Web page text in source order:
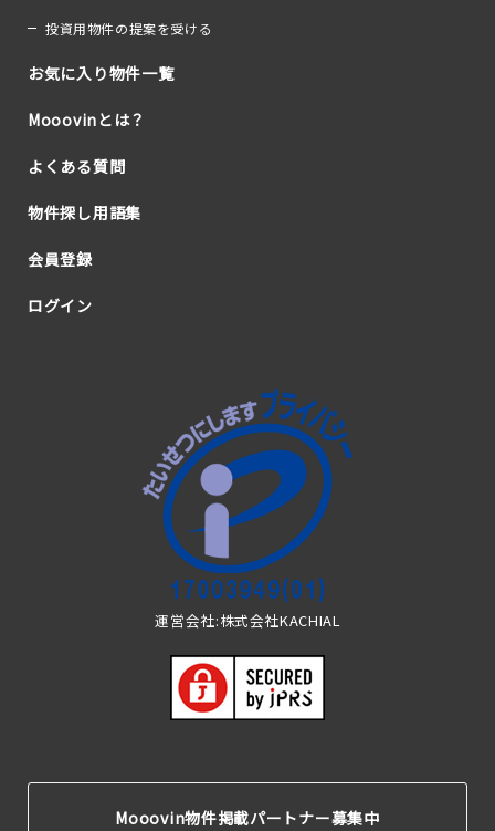
投資用物件の提案を受ける
お気に入り物件一覧
Mooovinとは？
よくある質問
物件探し用語集
会員登録
ログイン
運営会社:株式会社KACHIAL
Mooovin物件掲載パートナー募集中